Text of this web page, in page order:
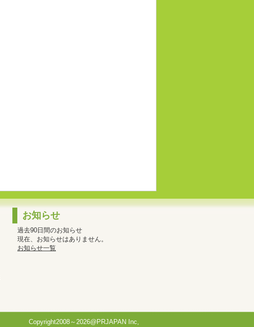
お知らせ
過去90日間のお知らせ
現在、お知らせはありません。
お知らせ一覧
Copyright2008～2026@PRJAPAN Inc,